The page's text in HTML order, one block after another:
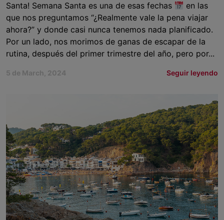
Santa! Semana Santa es una de esas fechas
en las
que nos preguntamos “¿Realmente vale la pena viajar
ahora?” y donde casi nunca tenemos nada planificado.
Por un lado, nos morimos de ganas de escapar de la
rutina, después del primer trimestre del año, pero por...
5 de March, 2024 Seguir leyendo